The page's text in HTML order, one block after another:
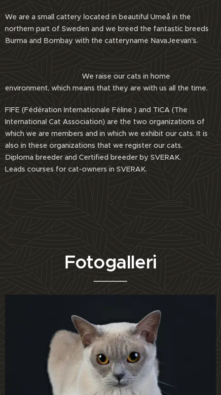
We are a small cattery located in beautiful Umeå in the
northern part of Sweden and we breed the fantastic breeds
Burma and Bombay with the catteryname NavaJeevan's.
We raise our cats in home
environment, which means that they are with us all the time.
FIFE (Fédération Internationale Féline ) and TICA (The
International Cat Association) are the two organizations of
which we are members and in which we exhibit our cats. It is
also in these organizations that we register our cats.
Diploma breeder and Certified breeder by SVERAK.
Leads courses for cat-owners in SVERAK.
Fotogalleri